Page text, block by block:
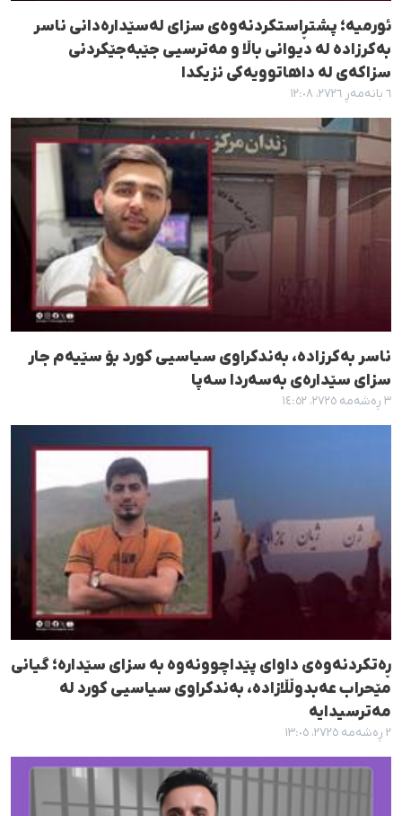
ئورمیە؛ پشتڕاستکردنەوەی سزای لەسێدارەدانی ناسر
بەکرزادە لە دیوانی باڵا و مەترسیی جێبەجێکردنی
سزاکەی لە داهاتوویەکی نزیکدا
٦ بانەمەڕ ٢٧٢٦، ١٢:٠٨
ناسر بەکرزادە، بەندکراوی سیاسیی کورد بۆ سێیەم جار
سزای سێدارەی بەسەردا سەپا
٣ ڕەشەمە ٢٧٢٥، ١٤:٥٢
ڕەتکردنەوەی داوای پێداچوونەوە بە سزای سێدارە؛ گیانی
مێحراب عەبدوڵڵازادە، بەندکراوی سیاسیی کورد لە
مەترسیدایە
٢ ڕەشەمە ٢٧٢٥، ١٣:٠٥